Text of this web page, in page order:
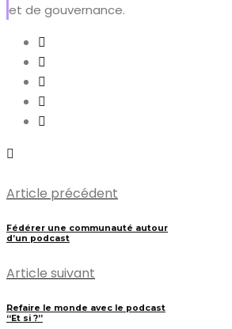
et de gouvernance.
Article précédent
Fédérer une communauté autour
d’un podcast
Article suivant
Refaire le monde avec le podcast
“Et si ?”